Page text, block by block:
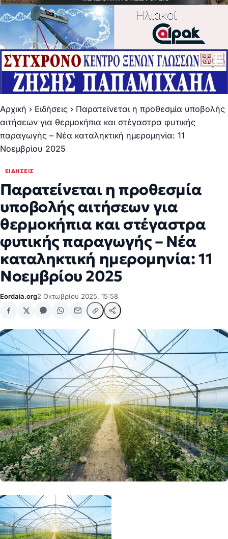
Αρχική › Ειδήσεις › Παρατείνεται η προθεσμία υποβολής
αιτήσεων για θερμοκήπια και στέγαστρα φυτικής
παραγωγής – Νέα καταληκτική ημερομηνία: 11
Νοεμβρίου 2025
ΕΙΔΉΣΕΙΣ
Παρατείνεται η προθεσμία
υποβολής αιτήσεων για
θερμοκήπια και στέγαστρα
φυτικής παραγωγής – Νέα
καταληκτική ημερομηνία: 11
Νοεμβρίου 2025
Eordaia.org2 Οκτωβρίου 2025, 15:58